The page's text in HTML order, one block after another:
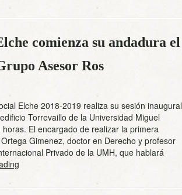
comienza su andadura el
Asesor Ros
Elche 2018-2019 realiza su sesión inaugural
Torrevaillo de la Universidad Miguel
El encargado de realizar la primera
Gimenez, doctor en Derecho y profesor
Privado de la UMH, que hablará